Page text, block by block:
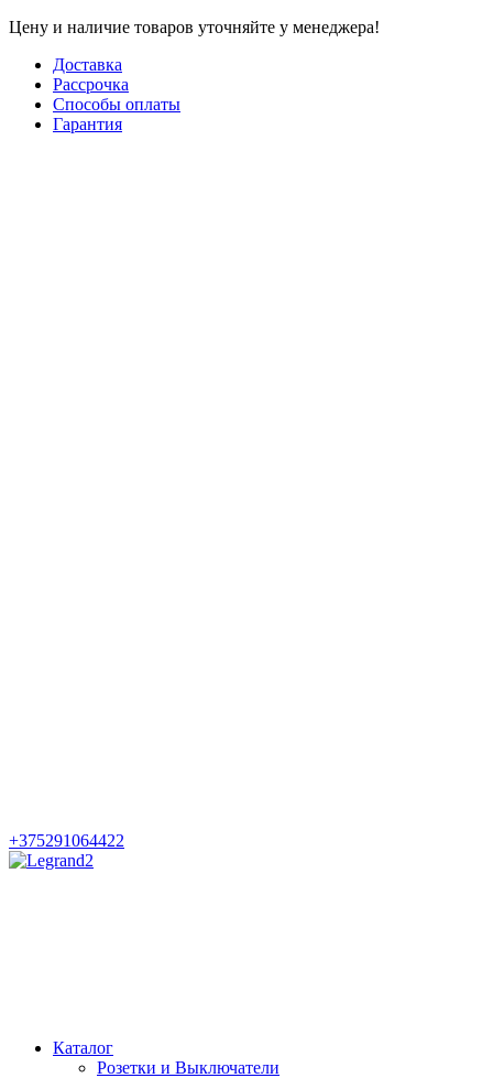
Цену и наличие товаров уточняйте у менеджера!
Доставка
Рассрочка
Способы оплаты
Гарантия
+375291064422
Каталог
Розетки и Выключатели